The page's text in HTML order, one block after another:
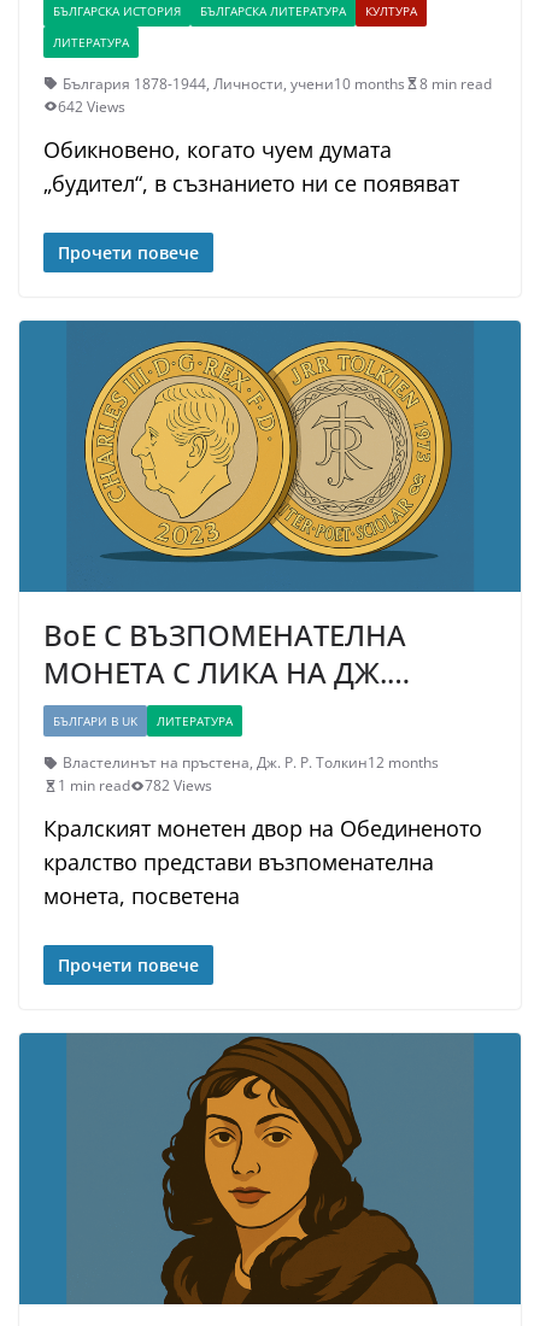
БЪЛГАРСКА ИСТОРИЯ БЪЛГАРСКА ЛИТЕРАТУРА
КУЛТУРА
ЛИТЕРАТУРА
България 1878-1944, Личности, учени10 months
8 min read
642 Views
Обикновено, когато чуем думата
„будител“, в съзнанието ни се появяват
Прочети повече
BoE С ВЪЗПОМЕНАТЕЛНА
МОНЕТА С ЛИКА НА ДЖ.…
БЪЛГАРИ В UK ЛИТЕРАТУРА
Властелинът на пръстена, Дж. Р. Р. Толкин12 months
1 min read
782 Views
Кралският монетен двор на Обединеното
кралство представи възпоменателна
монета, посветена
Прочети повече